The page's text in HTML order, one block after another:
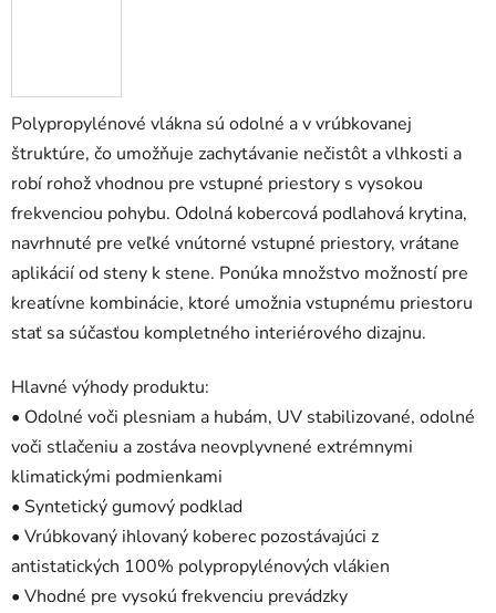
Polypropylénové vlákna sú odolné a v vrúbkovanej
štruktúre, čo umožňuje zachytávanie nečistôt a vlhkosti a
robí rohož vhodnou pre vstupné priestory s vysokou
frekvenciou pohybu. Odolná kobercová podlahová krytina,
navrhnuté pre veľké vnútorné vstupné priestory, vrátane
aplikácií od steny k stene. Ponúka množstvo možností pre
kreatívne kombinácie, ktoré umožnia vstupnému priestoru
stať sa súčasťou kompletného interiérového dizajnu.
Hlavné výhody produktu:
• Odolné voči plesniam a hubám, UV stabilizované, odolné
voči stlačeniu a zostáva neovplyvnené extrémnymi
klimatickými podmienkami
• Syntetický gumový podklad
• Vrúbkovaný ihlovaný koberec pozostávajúci z
antistatických 100% polypropylénových vlákien
• Vhodné pre vysokú frekvenciu prevádzky